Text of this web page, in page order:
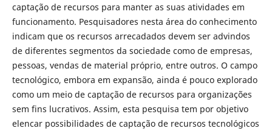
captação de recursos para manter as suas atividades em
funcionamento. Pesquisadores nesta área do conhecimento
indicam que os recursos arrecadados devem ser advindos
de diferentes segmentos da sociedade como de empresas,
pessoas, vendas de material próprio, entre outros. O campo
tecnológico, embora em expansão, ainda é pouco explorado
como um meio de captação de recursos para organizações
sem fins lucrativos. Assim, esta pesquisa tem por objetivo
elencar possibilidades de captação de recursos tecnológicos